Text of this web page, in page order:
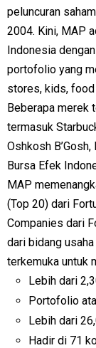
peluncuran
2004. Kini, MAP
Indonesia
portofolio yang
stores, kids,
Beberapa merek
termasuk
Oshkosh
Bursa Efek
MAP
(Top 20) dari
Companies dari
dari bidang
terkemuka untuk
Lebih dari
Portofolio
Lebih dari
Hadir di 71